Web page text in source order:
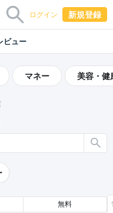
ログイン 新規登録
ビュー
マネー 美容・健
無料